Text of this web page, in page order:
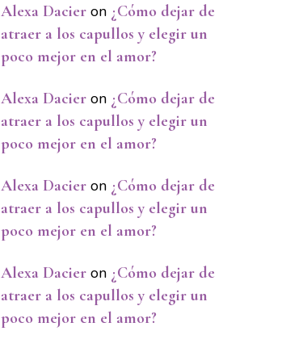
Alexa Dacieron ¿Cómo dejar de
atraer a los capullos y elegir un
poco mejor en el amor?
Alexa Dacieron ¿Cómo dejar de
atraer a los capullos y elegir un
poco mejor en el amor?
Alexa Dacieron ¿Cómo dejar de
atraer a los capullos y elegir un
poco mejor en el amor?
Alexa Dacieron ¿Cómo dejar de
atraer a los capullos y elegir un
poco mejor en el amor?